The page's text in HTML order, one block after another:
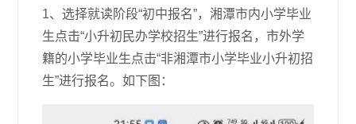
1、选择就读阶段“初中报名”，湘潭市内小学毕业
生点击“小升初民办学校招生”进行报名，市外学
籍的小学毕业生点击“非湘潭市小学毕业小升初招
生”进行报名。如下图：